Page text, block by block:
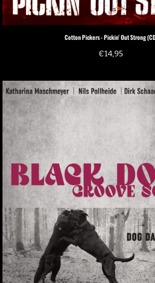
Cotton Pickers - Pickin’ Out Strong
€14,95